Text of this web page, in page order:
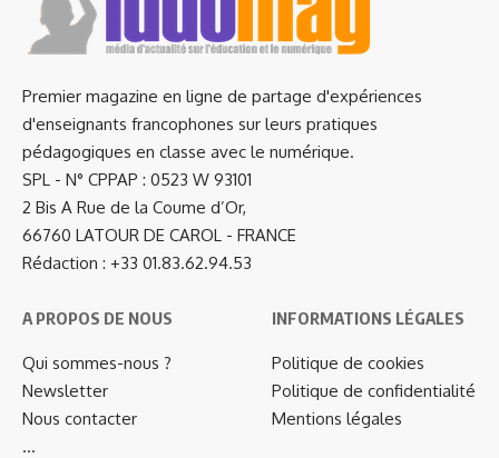
Premier magazine en ligne de partage d'expériences
d'enseignants francophones sur leurs pratiques
pédagogiques en classe avec le numérique.
SPL - N° CPPAP : 0523 W 93101
2 Bis A Rue de la Coume d’Or,
66760 LATOUR DE CAROL - FRANCE
Rédaction : +33 01.83.62.94.53
A PROPOS DE NOUS
Qui sommes-nous ?
Newsletter
Nous contacter
…
INFORMATIONS LÉGALES
Politique de cookies
Politique de confidentialité
Mentions légales